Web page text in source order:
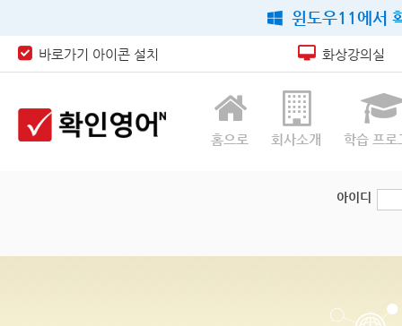
윈도우11에서
바로가기 아이콘 설치 화상강의실
홈으로 회사소개 학습 프로
아이디